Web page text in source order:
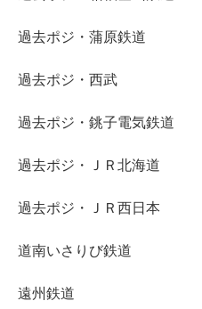
過去ポジ・蒲原鉄道
過去ポジ・西武
過去ポジ・銚子電気鉄道
過去ポジ・ＪＲ北海道
過去ポジ・ＪＲ西日本
道南いさりび鉄道
遠州鉄道